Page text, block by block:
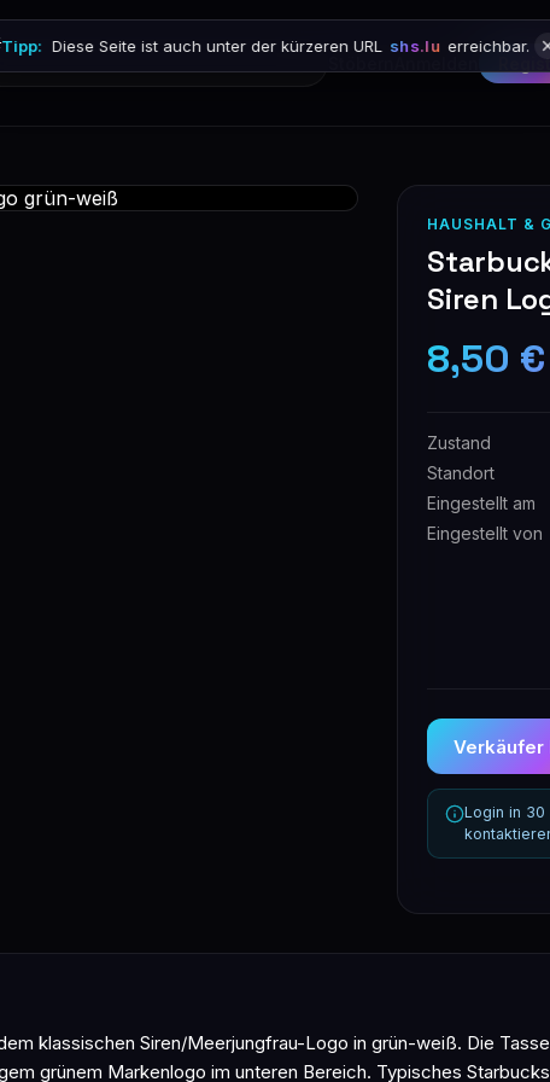
Tipp: Diese Seite ist auch unter der kürzeren URL shs.lu erreichbar.
HAUSHALT &
Siren
8,50 €
Zustand
Standort
Eingestellt am
Eingestellt von
Verkäufer
Login in
klassischen Siren/Meerjungfrau-Logo in grün-weiß. Die
grünem Markenlogo im unteren Bereich. Typisches